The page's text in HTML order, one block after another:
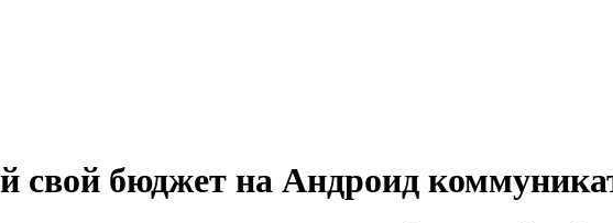
свой бюджет на Андроид